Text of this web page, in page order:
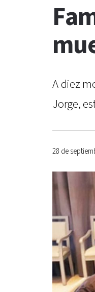
A diez
Jorge,
28 de